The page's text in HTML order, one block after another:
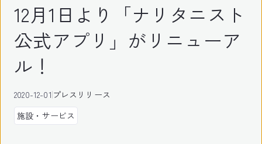
12月1日より「ナリタニスト
公式アプリ」がリニューア
ル！
2020-12-01プレスリリース
施設・サービス